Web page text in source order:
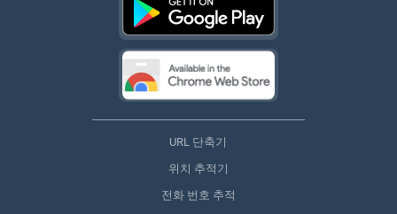
URL 단축기
위치 추적기
전화 번호 추적